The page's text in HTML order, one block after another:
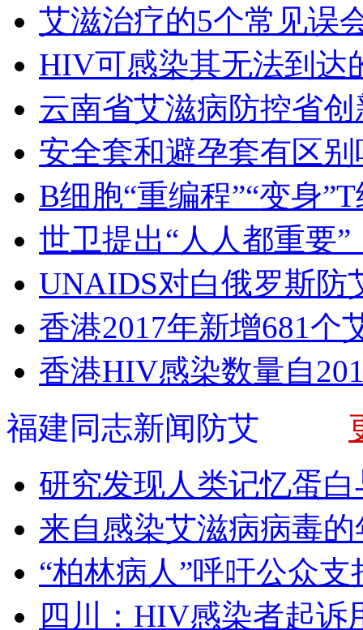
艾滋治疗的5个常见误
HIV可感染其无法到达
云南省艾滋病防控省
安全套和避孕套有区别
B细胞“重编程”“变身
世卫提出“人人都重要
UNAIDS对白俄罗斯防
香港2017年新增681个
香港HIV感染数量自
福建同志新闻防艾
研究发现人类记忆蛋
来自感染艾滋病病毒
“柏林病人”呼吁公众
四川：HIV感染者起诉